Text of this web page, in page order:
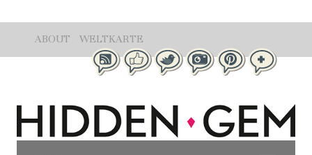
ABOUT WELTKARTE